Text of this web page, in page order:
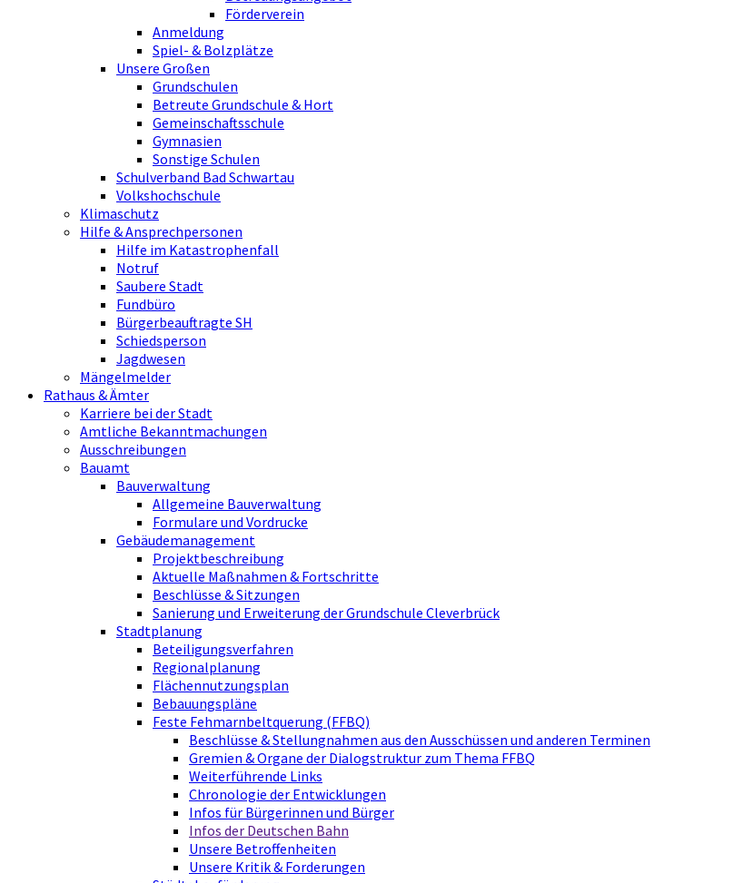
Förderverein
Anmeldung
Spiel- & Bolzplätze
Unsere Großen
Grundschulen
Betreute Grundschule & Hort
Gemeinschaftsschule
Gymnasien
Sonstige Schulen
Schulverband Bad Schwartau
Volkshochschule
Klimaschutz
Hilfe & Ansprechpersonen
Hilfe im Katastrophenfall
Notruf
Saubere Stadt
Fundbüro
Bürgerbeauftragte SH
Schiedsperson
Jagdwesen
Mängelmelder
Rathaus & Ämter
Karriere bei der Stadt
Amtliche Bekanntmachungen
Ausschreibungen
Bauamt
Bauverwaltung
Allgemeine Bauverwaltung
Formulare und Vordrucke
Gebäudemanagement
Projektbeschreibung
Aktuelle Maßnahmen & Fortschritte
Beschlüsse & Sitzungen
Sanierung und Erweiterung der Grundschule Cleverbrück
Stadtplanung
Beteiligungsverfahren
Regionalplanung
Flächennutzungsplan
Bebauungspläne
Feste Fehmarnbeltquerung (FFBQ)
Beschlüsse & Stellungnahmen aus den Ausschüssen und anderen Terminen
Gremien & Organe der Dialogstruktur zum Thema FFBQ
Weiterführende Links
Chronologie der Entwicklungen
Infos für Bürgerinnen und Bürger
Infos der Deutschen Bahn
Unsere Betroffenheiten
Unsere Kritik & Forderungen